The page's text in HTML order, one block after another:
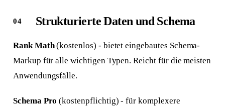
Strukturierte Daten und Schema
Rank Math(kostenlos) - bietet eingebautes Schema-
Markup für alle wichtigen Typen. Reicht für die meisten
Anwendungsfälle.
Schema Pro (kostenpflichtig) - für komplexere